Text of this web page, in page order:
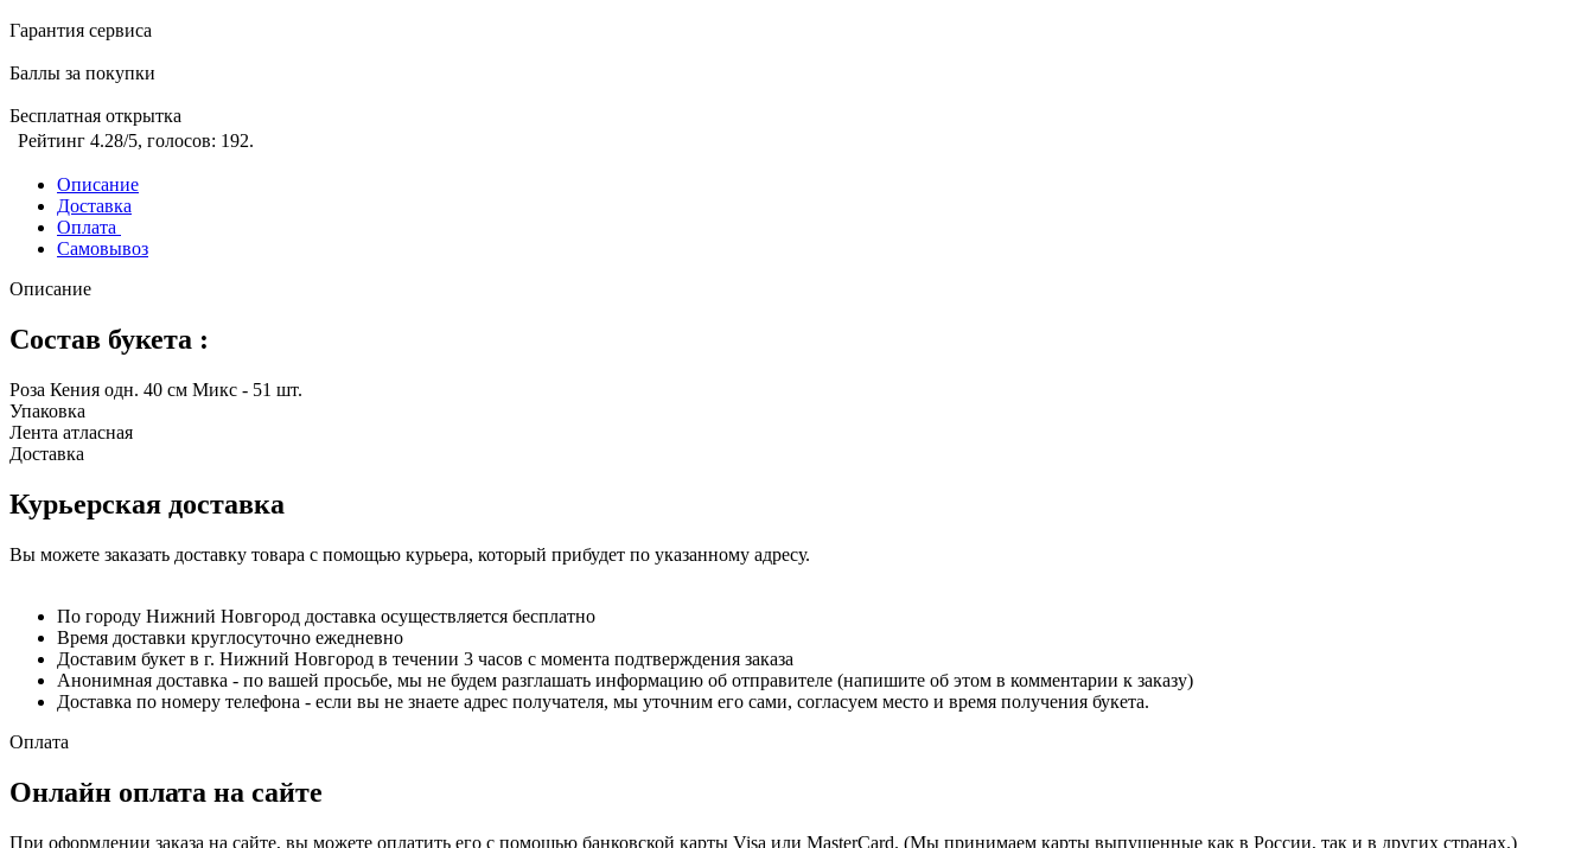
Гарантия сервиса
Баллы за покупки
Бесплатная открытка
Рейтинг 4.28/5, голосов: 192.
Описание
Доставка
Оплата
Самовывоз
Описание
Состав букета :
Роза Кения одн. 40 см Микс - 51 шт.
Упаковка
Лента атласная
Доставка
Курьерская доставка
Вы можете заказать доставку товара с помощью курьера, который прибудет по указанному адресу.
По городу Нижний Новгород доставка осуществляется бесплатно
Время доставки круглосуточно ежедневно
Доставим букет в г. Нижний Новгород в течении 3 часов с момента подтверждения заказа
Анонимная доставка - по вашей просьбе, мы не будем разглашать информацию об отправителе (напишите об этом в комментарии к заказу)
Доставка по номеру телефона - если вы не знаете адрес получателя, мы уточним его сами, согласуем место и время получения букета.
Оплата
Онлайн оплата на сайте
При оформлении заказа на сайте, вы можете оплатить его с помощью банковской карты Visa или MasterCard. (Мы принимаем карты выпущенные как в России, так и в других странах.)